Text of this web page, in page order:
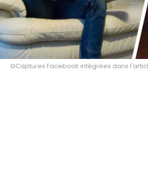
©Captures Facebook intégrées dans